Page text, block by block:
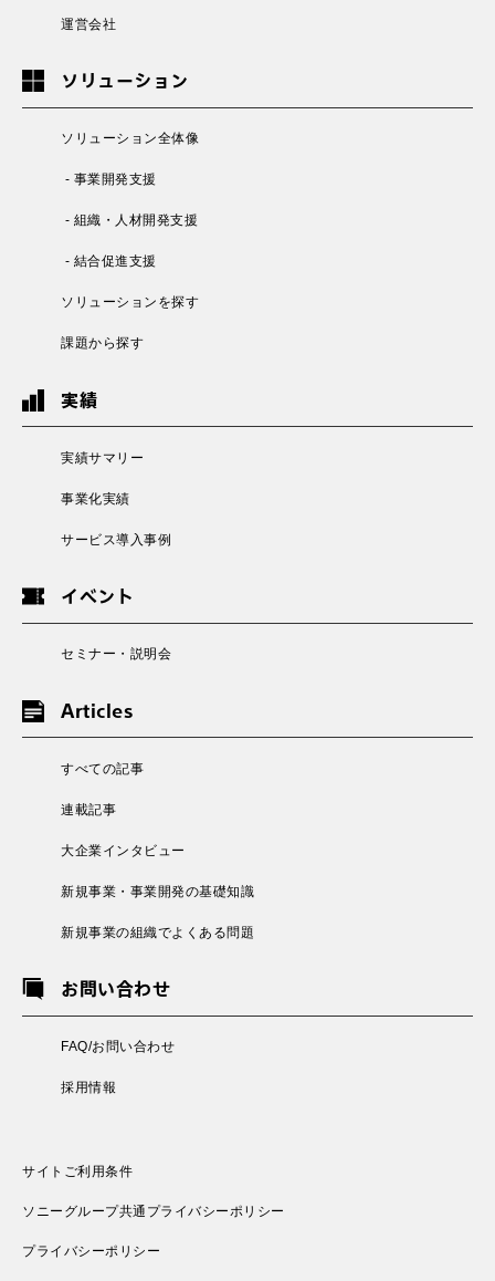
運営会社
ソリューション
ソリューション全体像
- 事業開発支援
- 組織・人材開発支援
- 結合促進支援
ソリューションを探す
課題から探す
実績
実績サマリー
事業化実績
サービス導入事例
イベント
セミナー・説明会
Articles
すべての記事
連載記事
大企業インタビュー
新規事業・事業開発の基礎知識
新規事業の組織でよくある問題
お問い合わせ
FAQ/お問い合わせ
採用情報
サイトご利用条件
ソニーグループ共通プライバシーポリシー
プライバシーポリシー